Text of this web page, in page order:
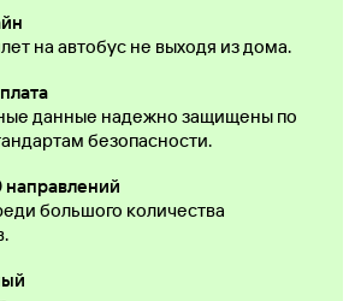
на автобус не выходя из дома.
данные надежно защищены по
безопасности.
большого количества